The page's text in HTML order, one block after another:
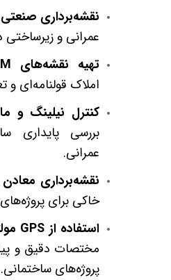
نقشه‌برداری
عمرانی و زیرساختی
تهیه نقشه‌های
املاک قولنامه‌ای
کنترل نیلینگ و
بررسی پایداری
عمرانی.
نقشه‌برداری معادن
خاکی برای
استفاده از
مختصات دقیق و
پروژه‌های ساختمانی.